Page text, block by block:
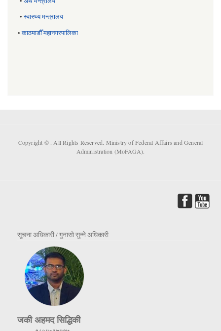
•स्वास्थ्य मन्त्रालय
•काठमाडौँ महानगरपालिका
Copyright © . All Rights Reserved. Ministry of Federal Affairs and General
Administration (MoFAGA).
सूचना अधिकारी / गुनासो सुन्ने अधिकारी
जकी अहमद सिद्धिकी